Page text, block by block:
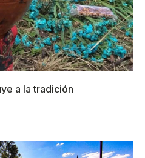
a la tradición